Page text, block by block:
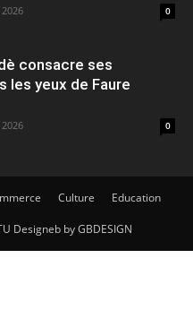
0
consacre ses
les yeux de Faure
0
Culture Education
Designeb by GBDESIGN